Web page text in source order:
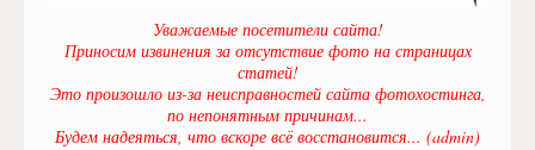
Уважаемые посетители сайта!
Приносим извинения за отсутствие фото на страницах
статей!
Это произошло из-за неисправностей сайта фотохостинга,
по непонятным причинам...
Будем надеяться, что вскоре всё восстановится... (admin)